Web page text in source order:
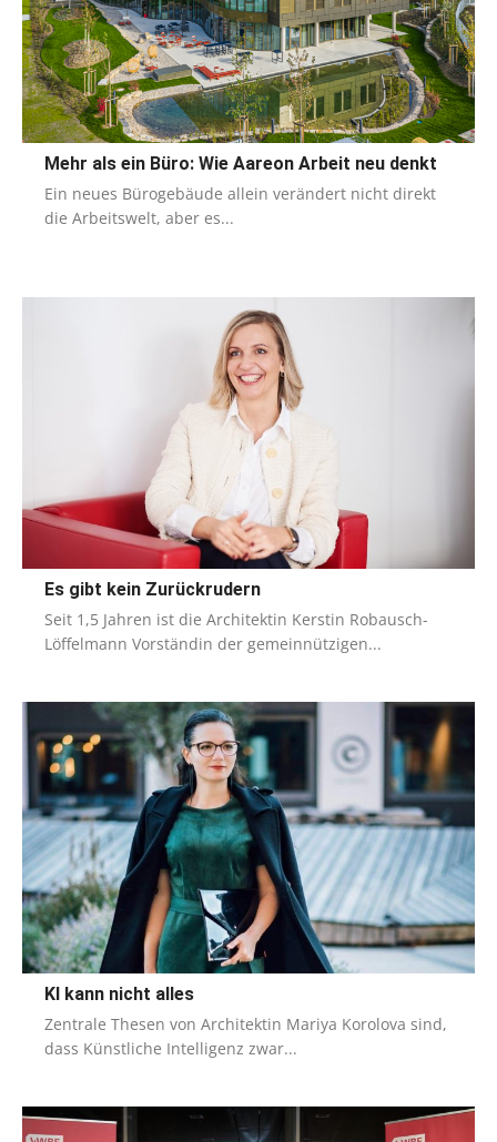
Mehr als ein Büro: Wie Aareon Arbeit neu denkt
Ein neues Bürogebäude allein verändert nicht direkt
die Arbeitswelt, aber es...
Es gibt kein Zurückrudern
Seit 1,5 Jahren ist die Architektin Kerstin Robausch-
Löffelmann Vorständin der gemeinnützigen...
KI kann nicht alles
Zentrale Thesen von Architektin Mariya Korolova sind,
dass Künstliche Intelligenz zwar...